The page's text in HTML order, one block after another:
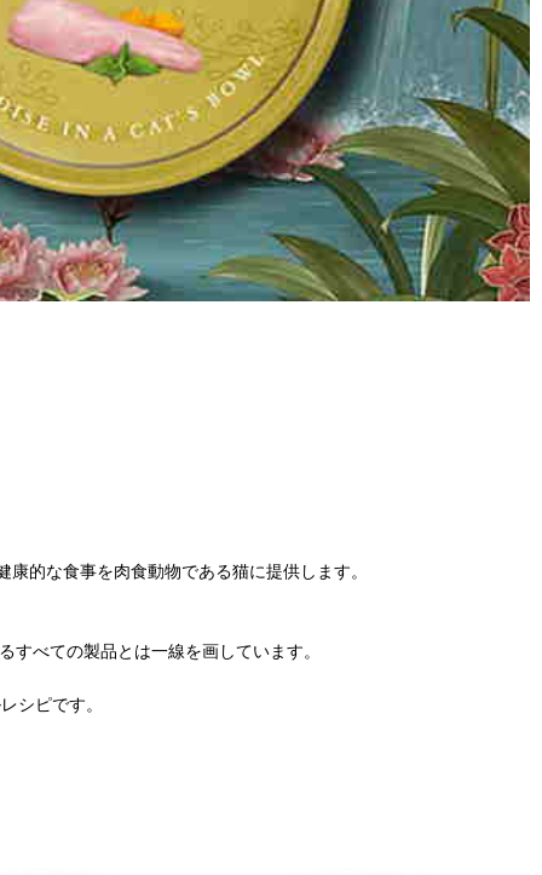
的な食事を肉食動物である猫に提供します。
べての製品とは一線を画しています。
シピです。